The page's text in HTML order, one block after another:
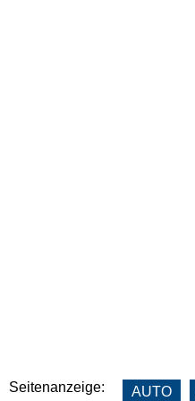
Seitenanzeige: AUTO